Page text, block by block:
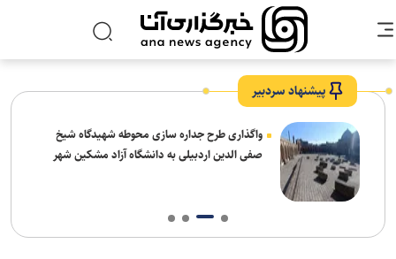
پیشنهاد سردبیر
واگذاری طرح جداره سازی محوطه شهیدگاه شیخ
صفی الدین اردبیلی به دانشگاه آزاد مشکین شهر